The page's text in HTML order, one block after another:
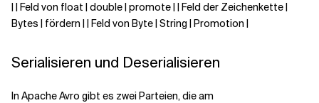
| | Feld von float | double | promote | | Feld der Zeichenkette |
Bytes | fördern | | Feld von Byte | String | Promotion |
Serialisieren und Deserialisieren
In Apache Avro gibt es zwei Parteien, die am